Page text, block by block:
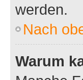
werden.
Nach
Warum